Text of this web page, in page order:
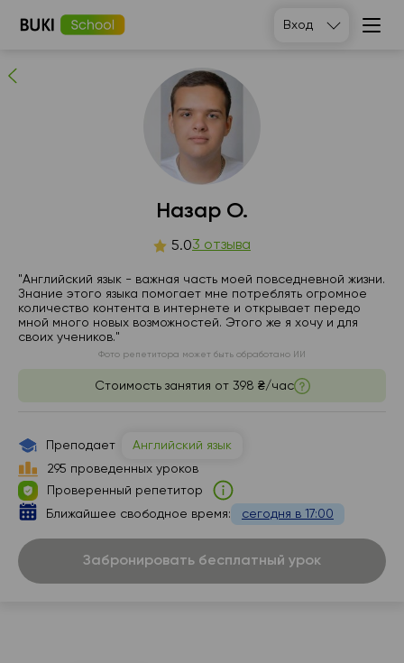
Вход
Назар О. людей рекомендуют
Назар О.
5.03 отзыва
"Английский язык - важная часть моей повседневной жизни.
Знание этого языка помогает мне потреблять огромное
количество контента в интернете и открывает передо
мной много новых возможностей. Этого же я хочу и для
своих учеников."
Фото репетитора может быть обработано ИИ
Стоимость занятия от 398 ₴/час
Преподает
Английский язык
295 проведенных уроков
Проверенный репетитор
Ближайшее свободное время:
сегодня в 17:00
Забронировать бесплатный урок
вс
пн
17:00
Нет
свободных
Нет
свободных
Нет
свободных